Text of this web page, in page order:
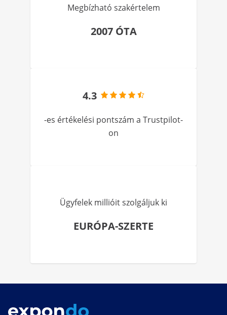
Megbízható szakértelem
2007 ÓTA
4.3
-es értékelési pontszám a Trustpilot-
on
Ügyfelek millióit szolgáljuk ki
EURÓPA-SZERTE